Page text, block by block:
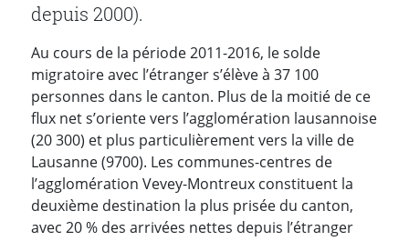
depuis 2000).
Au cours de la période 2011-2016, le solde
migratoire avec l’étranger s’élève à 37 100
personnes dans le canton. Plus de la moitié de ce
flux net s’oriente vers l’agglomération lausannoise
(20 300) et plus particulièrement vers la ville de
Lausanne (9700). Les communes-centres de
l’agglomération Vevey-Montreux constituent la
deuxième destination la plus prisée du canton,
avec 20 % des arrivées nettes depuis l’étranger